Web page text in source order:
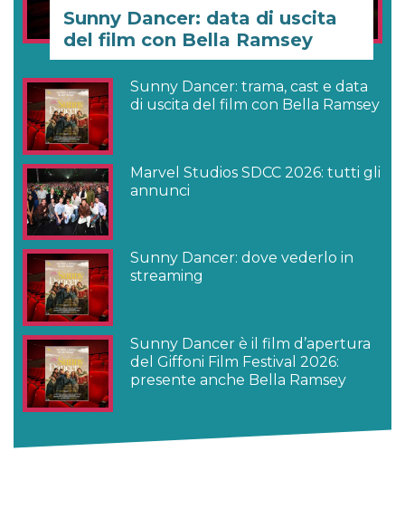
Sunny Dancer: data di uscita
del film con Bella Ramsey
Sunny Dancer: trama, cast e data
di uscita del film con Bella Ramsey
Marvel Studios SDCC 2026: tutti gli
annunci
Sunny Dancer: dove vederlo in
streaming
Sunny Dancer è il film d’apertura
del Giffoni Film Festival 2026:
presente anche Bella Ramsey